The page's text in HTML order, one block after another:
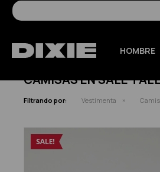
HOMBRE
CAMISAS EN SALE
Filtrando por: Vestimenta